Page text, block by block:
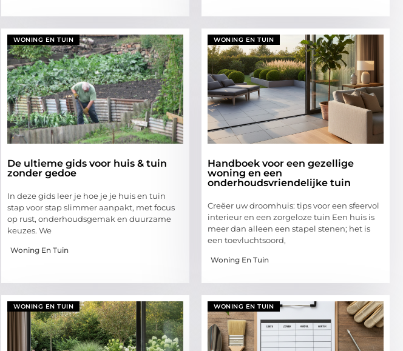
WONING EN TUIN
De ultieme gids voor huis & tuin
zonder gedoe
In deze gids leer je hoe je je huis en tuin
stap voor stap slimmer aanpakt, met focus
op rust, onderhoudsgemak en duurzame
keuzes. We
Woning En Tuin
WONING EN TUIN
Handboek voor een gezellige
woning en een
onderhoudsvriendelijke tuin
Creëer uw droomhuis: tips voor een sfeervol
interieur en een zorgeloze tuin Een huis is
meer dan alleen een stapel stenen; het is
een toevluchtsoord,
Woning En Tuin
WONING EN TUIN WONING EN TUIN